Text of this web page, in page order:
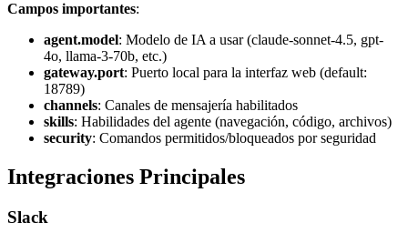
Campos importantes:
agent.model: Modelo de IA a usar (claude-sonnet-4.5, gpt-
4o, llama-3-70b, etc.)
gateway.port: Puerto local para la interfaz web (default:
18789)
channels: Canales de mensajería habilitados
skills: Habilidades del agente (navegación, código, archivos)
security: Comandos permitidos/bloqueados por seguridad
Integraciones Principales
Slack